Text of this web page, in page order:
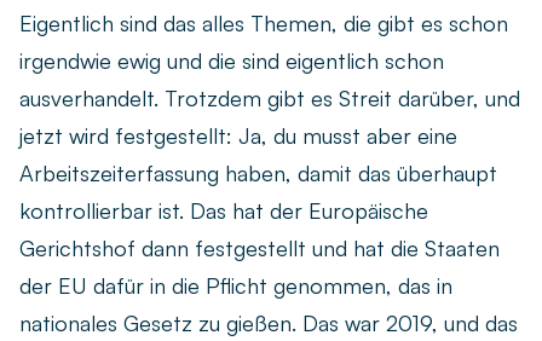
Eigentlich sind das alles Themen, die gibt es schon
irgendwie ewig und die sind eigentlich schon
ausverhandelt. Trotzdem gibt es Streit darüber, und
jetzt wird festgestellt: Ja, du musst aber eine
Arbeitszeiterfassung haben, damit das überhaupt
kontrollierbar ist. Das hat der Europäische
Gerichtshof dann festgestellt und hat die Staaten
der EU dafür in die Pflicht genommen, das in
nationales Gesetz zu gießen. Das war 2019, und das